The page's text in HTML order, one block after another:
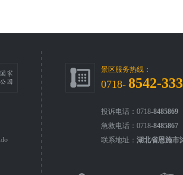
景区服务热线：
0718- 8542-333
投诉电话：0718-8485869
急救电话：0718-8485867
联系地址： 湖北省恩施市